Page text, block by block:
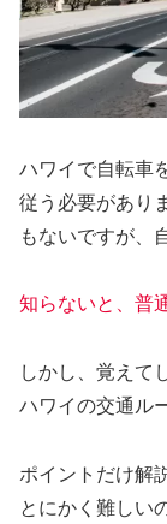
ハワイで自転車
従う必要があり
もないですが、
知らないと、普
しかし、覚えて
ハワイの交通ル
ポイントだけ解
とにかく難しい